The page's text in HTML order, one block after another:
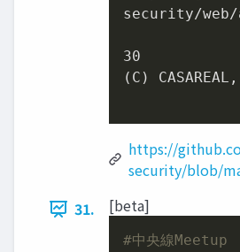
security/
30
(C)
https://
security/blob/
31.
[beta]
#中央線Meetup